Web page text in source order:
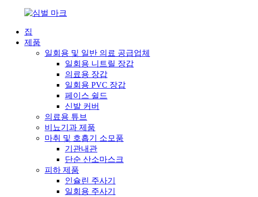
집
제품
일회용 및 일반 의료 공급업체
일회용 니트릴 장갑
의료용 장갑
일회용 PVC 장갑
페이스 쉴드
신발 커버
의료용 튜브
비뇨기과 제품
마취 및 호흡기 소모품
기관내관
단순 산소마스크
피하 제품
인슐린 주사기
일회용 주사기